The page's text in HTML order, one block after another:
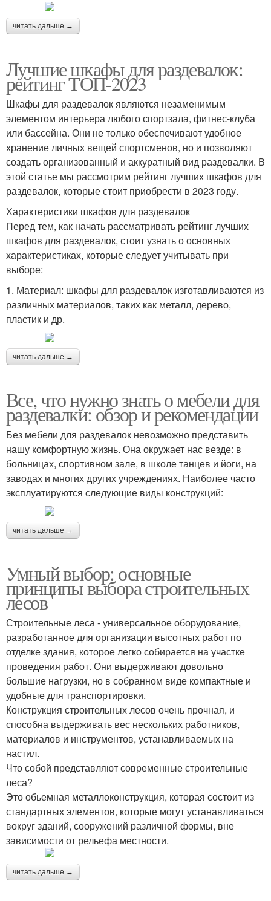
читать дальше →
Лучшие шкафы для раздевалок:
рейтинг ТОП-2023
Шкафы для раздевалок являются незаменимым
элементом интерьера любого спортзала, фитнес-клуба
или бассейна. Они не только обеспечивают удобное
хранение личных вещей спортсменов, но и позволяют
создать организованный и аккуратный вид раздевалки. В
этой статье мы рассмотрим рейтинг лучших шкафов для
раздевалок, которые стоит приобрести в 2023 году.
Характеристики шкафов для раздевалок
Перед тем, как начать рассматривать рейтинг лучших
шкафов для раздевалок, стоит узнать о основных
характеристиках, которые следует учитывать при
выборе:
1. Материал: шкафы для раздевалок изготавливаются из
различных материалов, таких как металл, дерево,
пластик и др.
читать дальше →
Все, что нужно знать о мебели для
раздевалки: обзор и рекомендации
Без мебели для раздевалок невозможно представить
нашу комфортную жизнь. Она окружает нас везде: в
больницах, спортивном зале, в школе танцев и йоги, на
заводах и многих других учреждениях. Наиболее часто
эксплуатируются следующие виды конструкций:
читать дальше →
Умный выбор: основные
принципы выбора строительных
лесов
Строительные леса - универсальное оборудование,
разработанное для организации высотных работ по
отделке здания, которое легко собирается на участке
проведения работ. Они выдерживают довольно
большие нагрузки, но в собранном виде компактные и
удобные для транспортировки.
Конструкция строительных лесов очень прочная, и
способна выдерживать вес нескольких работников,
материалов и инструментов, устанавливаемых на
настил.
Что собой представляют современные строительные
леса?
Это обьемная металлоконструкция, которая состоит из
стандартных элементов, которые могут устанавливаться
вокруг зданий, сооружений различной формы, вне
зависимости от рельефа местности.
читать дальше →